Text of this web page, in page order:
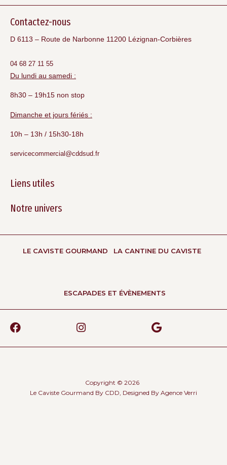
Contactez-nous
D 6113 – Route de Narbonne 11200 Lézignan-Corbières
04 68 27 11 55
Du lundi au samedi :
8h30 – 19h15 non stop
Dimanche et jours fériés :
10h – 13h / 15h30-18h
servicecommercial@cddsud.fr
Liens utiles
Notre univers
LE CAVISTE GOURMAND LA CANTINE DU CAVISTE
ESCAPADES ET ÉVÈNEMENTS
Copyright © 2026
Le Caviste Gourmand By CDD, Designed By Agence Verri